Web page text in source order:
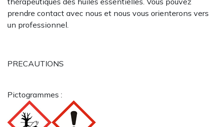
prendre contact avec nous et nous vous orienterons vers
un professionnel.
PRECAUTIONS
Pictogrammes :